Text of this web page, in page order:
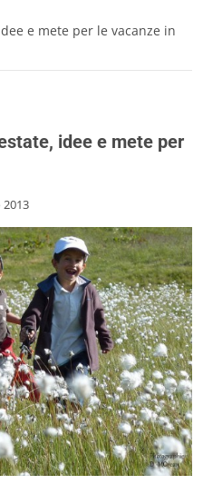
e mete per le vacanze in
idee e mete per
2013